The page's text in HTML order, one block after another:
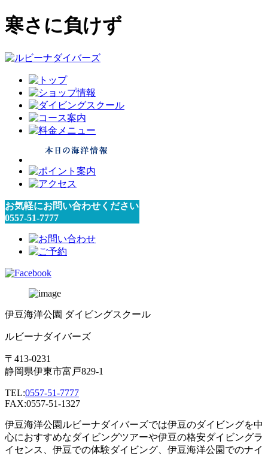
寒さに負けず
お気軽にお問い合わせください
0557-51-7777
伊豆海洋公園 ダイビングスクール
ルビーナダイバーズ
〒413-0231
静岡県伊東市富戸829-1
TEL:0557-51-7777
FAX:0557-51-1327
伊豆海洋公園ルビーナダイバーズでは伊豆のダイビングを中
心におすすめなダイビングツアーや伊豆の格安ダイビングラ
イセンス、伊豆での体験ダイビング、伊豆海洋公園でのナイ